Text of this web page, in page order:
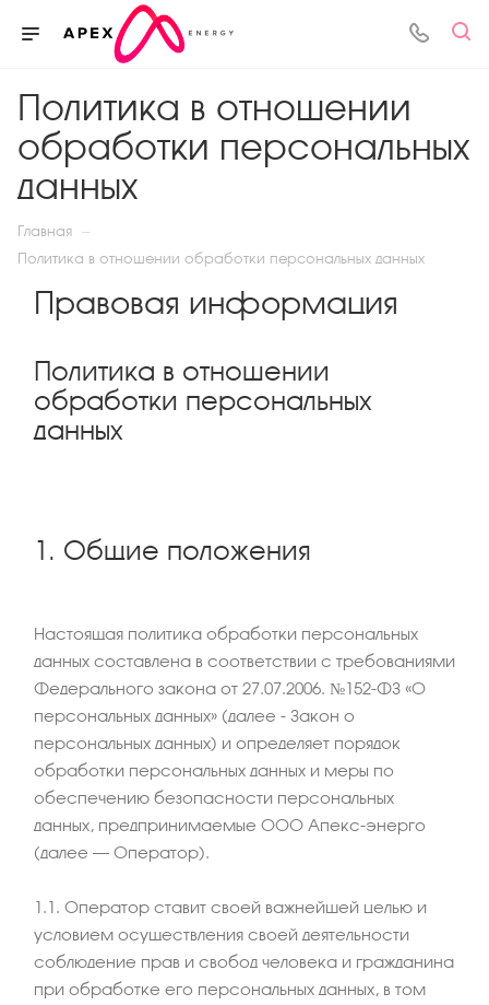
Политика в отношении
обработки персональных
данных
Главная —
Политика в отношении обработки персональных данных
Правовая информация
Политика в отношении
обработки персональных
данных
1. Общие положения
Настоящая политика обработки персональных
данных составлена в соответствии с требованиями
Федерального закона от 27.07.2006. №152-ФЗ «О
персональных данных» (далее - Закон о
персональных данных) и определяет порядок
обработки персональных данных и меры по
обеспечению безопасности персональных
данных, предпринимаемые ООО Апекс-энерго
(далее – Оператор).
1.1. Оператор ставит своей важнейшей целью и
условием осуществления своей деятельности
соблюдение прав и свобод человека и гражданина
при обработке его персональных данных, в том